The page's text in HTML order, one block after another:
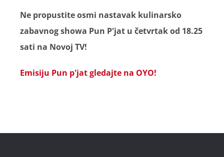
Ne propustite osmi nastavak kulinarsko
zabavnog showa Pun P'jat u četvrtak od 18.25
sati na Novoj TV!
Emisiju Pun p'jat gledajte na OYO!